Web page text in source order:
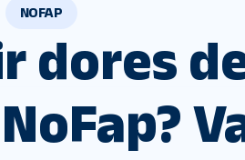
NOFAP
dores